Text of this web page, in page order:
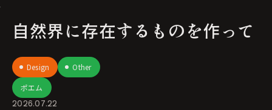
自然界に存在するものを作って
Design
Other
ポエム
2026.07.22